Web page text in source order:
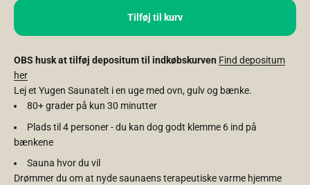
Tilføj til kurv
OBS husk at tilføj depositum til indkøbskurven Find depositum
her
Lej et Yugen Saunatelt i en uge med ovn, gulv og bænke.
80+ grader på kun 30 minutter
Plads til 4 personer - du kan dog godt klemme 6 ind på
bænkene
Sauna hvor du vil
Drømmer du om at nyde saunaens terapeutiske varme hjemme